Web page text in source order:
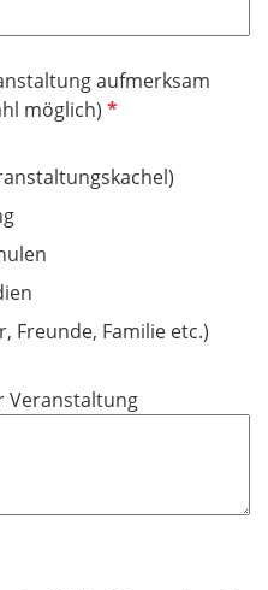
aufmerksam
möglich) P
e
d
Freunde, Familie etc.)
Veranstaltung